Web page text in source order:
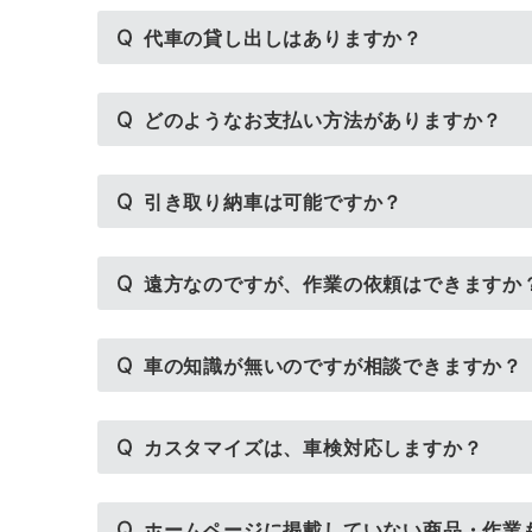
Q 代車の貸し出しはありますか？
Q どのようなお支払い方法がありますか？
Q 引き取り納車は可能ですか？
Q 遠方なのですが、作業の依頼はできますか
Q 車の知識が無いのですが相談できますか？
Q カスタマイズは、車検対応しますか？